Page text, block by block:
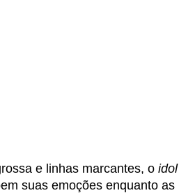
e linhas marcantes, o idol
suas emoções enquanto as